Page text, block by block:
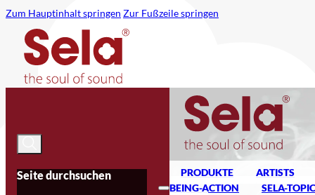
Zum Hauptinhalt springen Zur Fußzeile springen
Seite durchsuchen PRODUKTE
ARTISTS
BEING-ACTION
SELA-